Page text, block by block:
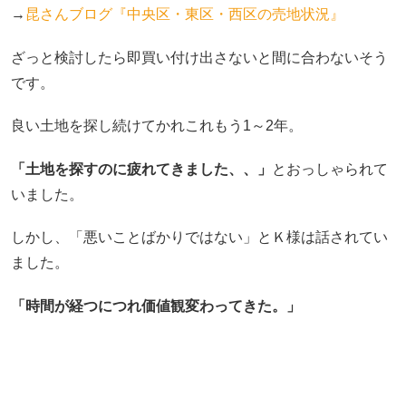
→ 昆さんブログ『中央区・東区・西区の売地状況』
ざっと検討したら即買い付け出さないと間に合わないそう
です。
良い土地を探し続けてかれこれもう1～2年。
「土地を探すのに疲れてきました、、」
とおっしゃられて
いました。
しかし、「悪いことばかりではない」とＫ様は話されてい
ました。
「時間が経つにつれ価値観変わってきた。」